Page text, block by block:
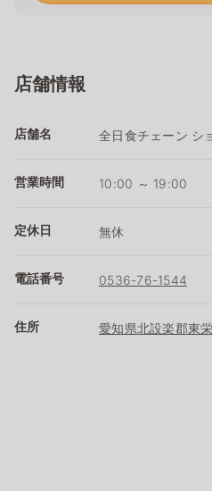
店舗情報
店舗名 全日食チェーン シ
営業時間 10:00 ～ 19:00
定休日 無休
電話番号 0536-76-1544
住所 愛知県北設楽郡東